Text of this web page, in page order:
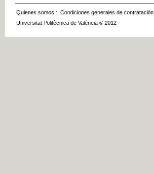
Quienes somos :: Condiciones generales de contratación
Universitat Politècnica de València © 2012